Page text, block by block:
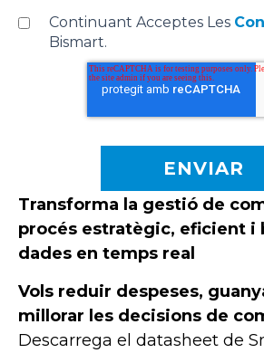
Continuant Acceptes Les
Bismart.
Transforma la gestió de
procés estratègic, eficient i
dades en temps real
Vols reduir despeses,
millorar les decisions de
Descarrega el datasheet de